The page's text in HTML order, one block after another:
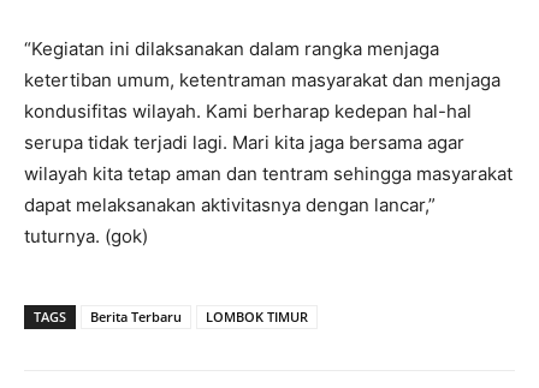
“Kegiatan ini dilaksanakan dalam rangka menjaga
ketertiban umum, ketentraman masyarakat dan menjaga
kondusifitas wilayah. Kami berharap kedepan hal-hal
serupa tidak terjadi lagi. Mari kita jaga bersama agar
wilayah kita tetap aman dan tentram sehingga masyarakat
dapat melaksanakan aktivitasnya dengan lancar,”
tuturnya. (gok)
TAGS Berita Terbaru LOMBOK TIMUR